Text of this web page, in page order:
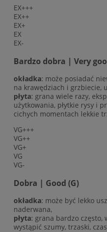
EX+++
EX++
EX+
EX
EX-
Bardzo dobra | Very
okładka: może posiadać
na krawędziach i grzbiecie,
płyta: grana wiele razy,
użytkowania, płytkie rysy i
cichych momentach lekkie
VG+++
VG++
VG+
VG
VG-
Dobra | Good (G)
okładka: może być lekko
naderwana,
płyta: grana bardzo często,
wystąpić szumy, trzaski,